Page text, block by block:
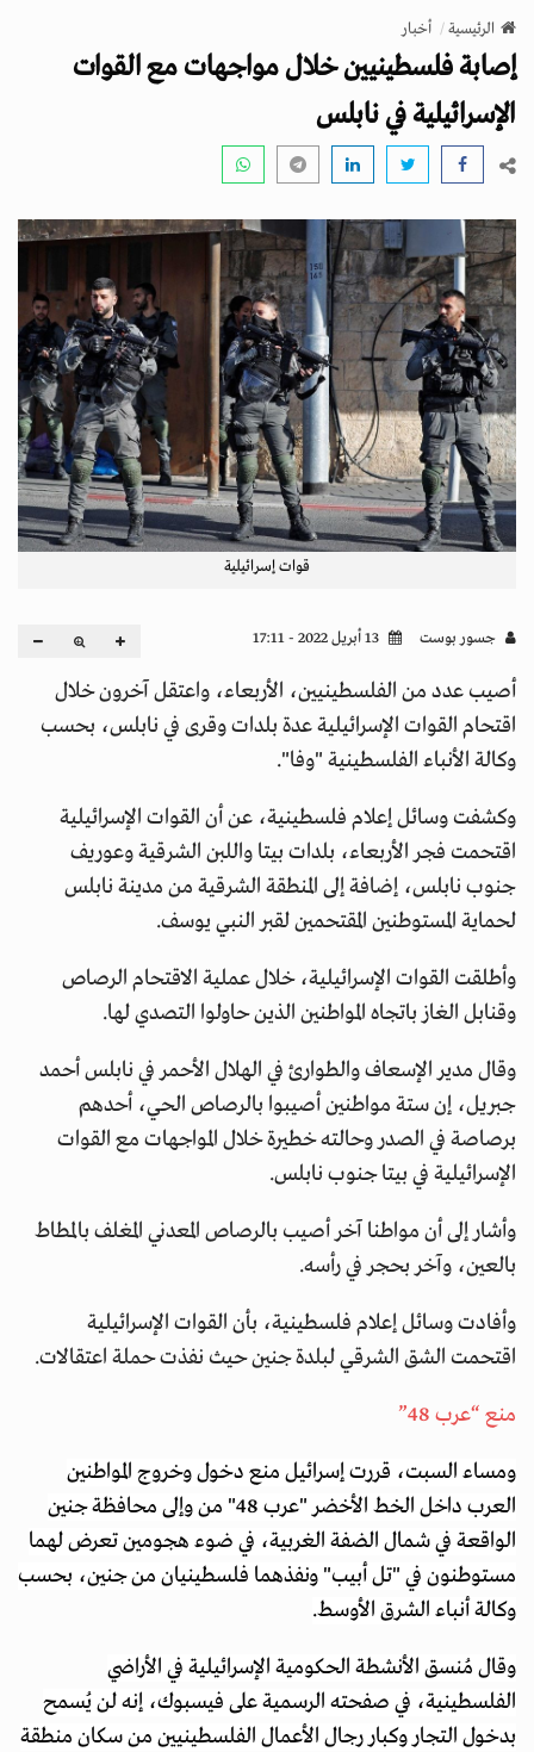
v
i
g
a
n
الرئيسية أخبار
إصابة فلسطينيين خلال مواجهات مع القوات
الإسرائيلية في نابلس
قوات إسرائيلية
جسور بوست
أصيب عدد من الفلسطينيين، الأربعاء، واعتقل آخرون خلال
اقتحام القوات الإسرائيلية عدة بلدات وقرى في نابلس، بحسب
وكالة الأنباء الفلسطينية "وفا".
وكشفت وسائل إعلام فلسطينية، عن أن القوات الإسرائيلية
اقتحمت فجر الأربعاء، بلدات بيتا واللبن الشرقية وعوريف
جنوب نابلس، إضافة إلى المنطقة الشرقية من مدينة نابلس
لحماية المستوطنين المقتحمين لقبر النبي يوسف.
وأطلقت القوات الإسرائيلية، خلال عملية الاقتحام الرصاص
وقنابل الغاز باتجاه المواطنين الذين حاولوا التصدي لها.
وقال مدير الإسعاف والطوارئ في الهلال الأحمر في نابلس أحمد
جبريل، إن ستة مواطنين أصيبوا بالرصاص الحي، أحدهم
برصاصة في الصدر وحالته خطيرة خلال المواجهات مع القوات
الإسرائيلية في بيتا جنوب نابلس.
وأشار إلى أن مواطنا آخر أصيب بالرصاص المعدني المغلف بالمطاط
بالعين، وآخر بحجر في رأسه.
وأفادت وسائل إعلام فلسطينية، بأن القوات الإسرائيلية
اقتحمت الشق الشرقي لبلدة جنين حيث نفذت حملة اعتقالات.
منع “عرب 48”
ومساء السبت، قررت إسرائيل منع دخول وخروج المواطنين
العرب داخل الخط الأخضر "عرب 48" من وإلى محافظة جنين
الواقعة في شمال الضفة الغربية، في ضوء هجومين تعرض لهما
مستوطنون في "تل أبيب" ونفذهما فلسطينيان من جنين، بحسب
وكالة أنباء الشرق الأوسط.
وقال مُنسق الأنشطة الحكومية الإسرائيلية في الأراضي
الفلسطينية، في صفحته الرسمية على فيسبوك، إنه لن يُسمح
بدخول التجار وكبار رجال الأعمال الفلسطينيين من سكان منطقة